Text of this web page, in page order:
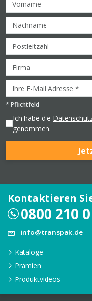
* Pflichtfeld
Ich habe die
genommen.
Kontaktieren
0800 210
info@transpak.de
Kataloge
Prämien
Produktvideos